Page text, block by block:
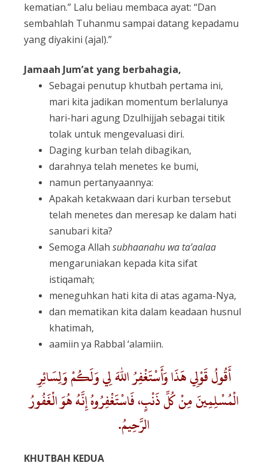
kematian.” Lalu beliau membaca ayat: “Dan
sembahlah Tuhanmu sampai datang kepadamu
yang diyakini (ajal).”
Jamaah Jum’at yang berbahagia,
Sebagai penutup khutbah pertama ini,
mari kita jadikan momentum berlalunya
hari-hari agung Dzulhijjah sebagai titik
tolak untuk mengevaluasi diri.
Daging kurban telah dibagikan,
darahnya telah menetes ke bumi,
namun pertanyaannya:
Apakah ketakwaan dari kurban tersebut
telah menetes dan meresap ke dalam hati
sanubari kita?
Semoga Allah subhaanahu wa ta’aalaa
mengaruniakan kepada kita sifat
istiqamah;
meneguhkan hati kita di atas agama-Nya,
dan mematikan kita dalam keadaan husnul
khatimah,
aamiin ya Rabbal ‘alamiin.
أَقُولُ قَوْلِي هَذَا وَأَسْتَغْفِرُ اللهَ لِي وَلَكُمْ وَلِسَائِرِ
الْمُسْلِمِينَ مِنْ كُلِّ ذَنْبٍ، فَاسْتَغْفِرُوهُ إِنَّهُ هُوَ الْغَفُورُ
الرَّحِيمُ.
KHUTBAH KEDUA